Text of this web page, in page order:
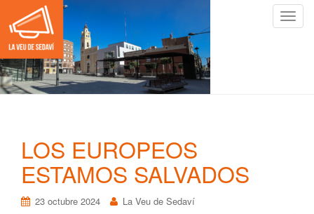
C
LOS EUROPEOS
ESTAMOS SALVADOS
23 octubre 2024 La Veu de Sedaví